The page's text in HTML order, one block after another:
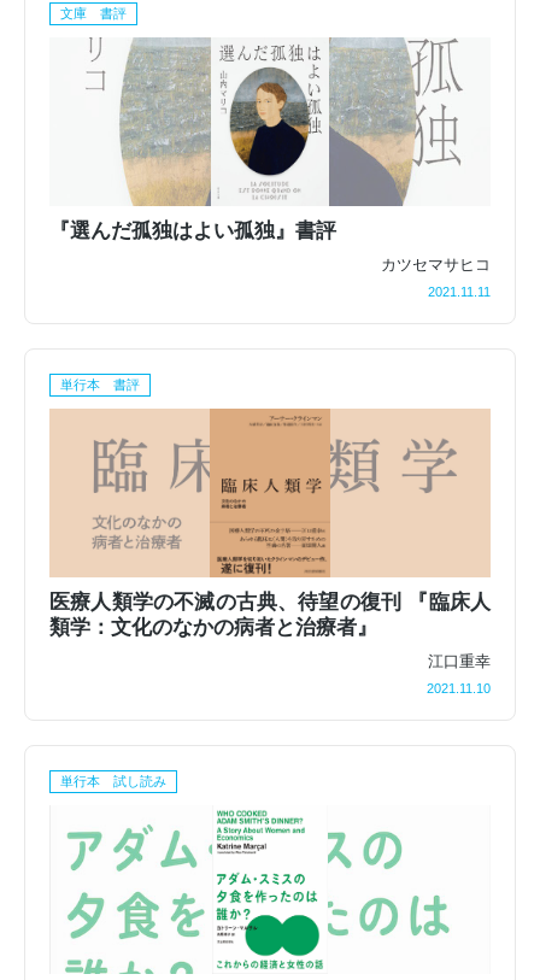
文庫 書評
『選んだ孤独はよい孤独』書評
カツセマサヒコ
2021.11.11
単行本 書評
医療人類学の不滅の古典、待望の復刊 『臨床人
類学：文化のなかの病者と治療者』
江口重幸
2021.11.10
単行本 試し読み